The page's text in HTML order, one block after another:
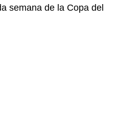
semana de la Copa del